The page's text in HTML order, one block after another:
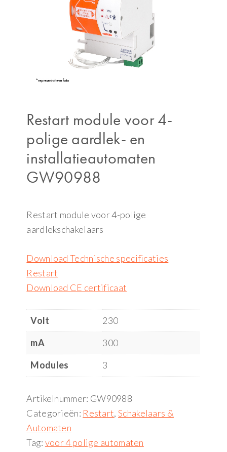
Restart module voor 4-
polige aardlek- en
installatieautomaten
GW90988
Restart module voor 4-polige
aardlekschakelaars
Download Technische specificaties
Restart
Download CE certificaat
Volt
230
mA
300
Modules
3
Artikelnummer: GW90988
Categorieën: Restart,Schakelaars &
Automaten
Tag: voor 4 polige automaten